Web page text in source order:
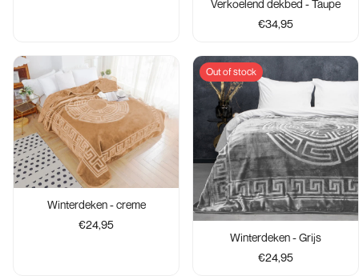
Verkoelend dekbed - Taupe
€34,95
Winterdeken - creme
€24,95
Out of stock
Winterdeken - Grijs
€24,95